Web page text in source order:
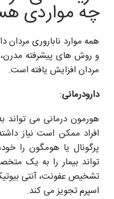
چه مواردی
همه موارد ناباروری مردان
و روش ‌های پیشرفته مدرن،
مردان افزایش یافته است.
دارودرمانی:
هورمون ‌درمانی می ‌تواند
افراد ممکن است نیاز
پرگونال یا هومگون را
‌تواند بیمار را به یک
تشخیص عفونت، آنتی
اسپرم تجویز می‌ کند.